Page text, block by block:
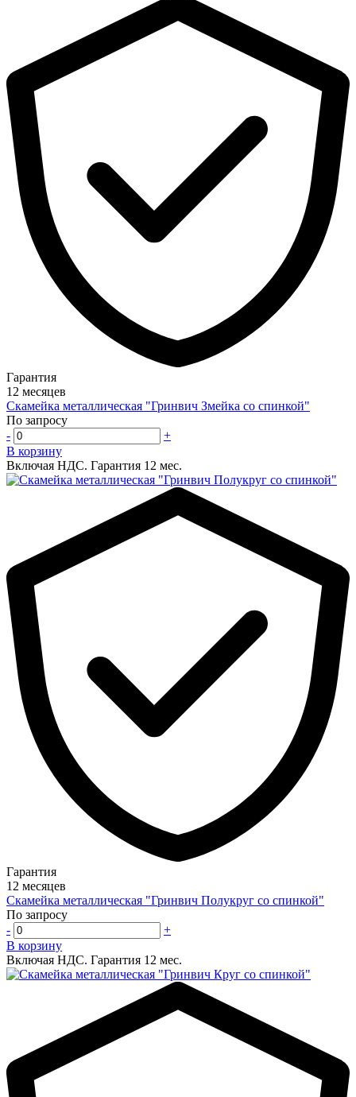
Гарантия
12 месяцев
Скамейка металлическая "Гринвич Змейка со спинкой"
По запросу
-
+
В корзину
Включая НДС. Гарантия 12 мес.
Гарантия
12 месяцев
Скамейка металлическая "Гринвич Полукруг со спинкой"
По запросу
-
+
В корзину
Включая НДС. Гарантия 12 мес.